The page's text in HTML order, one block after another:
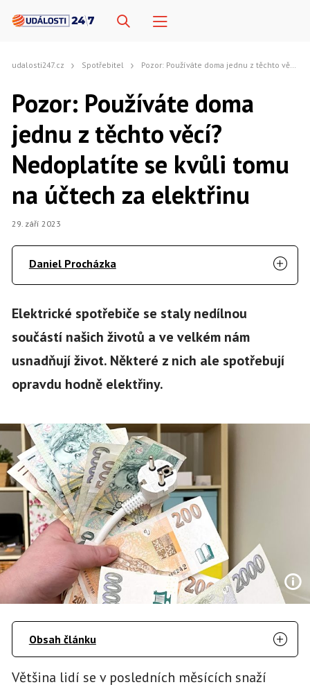
udalosti247.cz Spotřebitel Pozor: Používáte doma jednu z těchto věcí? Nedoplatíte se kvůli tomu na účtech za elektřinu
Pozor: Používáte doma
jednu z těchto věcí?
Nedoplatíte se kvůli tomu
na účtech za elektřinu
29. září 2023
Daniel Procházka
Elektrické spotřebiče se staly nedílnou
součástí našich životů a ve velkém nám
usnadňují život. Některé z nich ale spotřebují
opravdu hodně elektřiny.
Obsah článku
Většina lidí se v posledních měsících snaží